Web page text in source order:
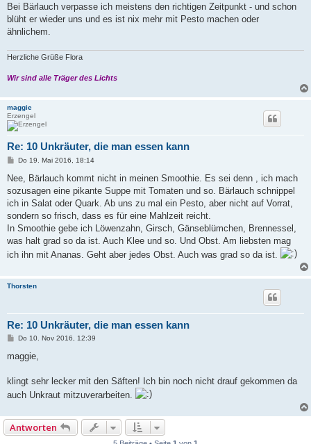
r
a
Bei Bärlauch verpasse ich meistens den richtigen Zeitpunkt - und schon
blüht er wieder uns und es ist nix mehr mit Pesto machen oder
ähnlichem.
Herzliche Grüße Flora
Wir sind alle Träger des Lichts
maggie
Erzengel
Re: 10 Unkräuter, die man essen kann
B
i
r
a
Do 19. Mai 2016, 18:14
Nee, Bärlauch kommt nicht in meinen Smoothie. Es sei denn , ich mach
sozusagen eine pikante Suppe mit Tomaten und so. Bärlauch schnippel
ich in Salat oder Quark. Ab uns zu mal ein Pesto, aber nicht auf Vorrat,
sondern so frisch, dass es für eine Mahlzeit reicht.
In Smoothie gebe ich Löwenzahn, Girsch, Gänseblümchen, Brennessel,
was halt grad so da ist. Auch Klee und so. Und Obst. Am liebsten mag
ich ihn mit Ananas. Geht aber jedes Obst. Auch was grad so da ist.
Thorsten
Re: 10 Unkräuter, die man essen kann
B
i
a
Do 10. Nov 2016, 12:39
maggie,
klingt sehr lecker mit den Säften! Ich bin noch nicht drauf gekommen da
auch Unkraut mitzuverarbeiten.
Antworten